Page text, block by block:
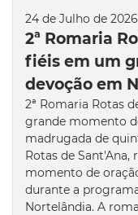
24 de Julho de 2026
2ª Romaria
fiéis em um
devoção em
2ª Romaria Rotas
grande momento
madrugada de
Rotas de
momento de
durante a
Nortelândia. A